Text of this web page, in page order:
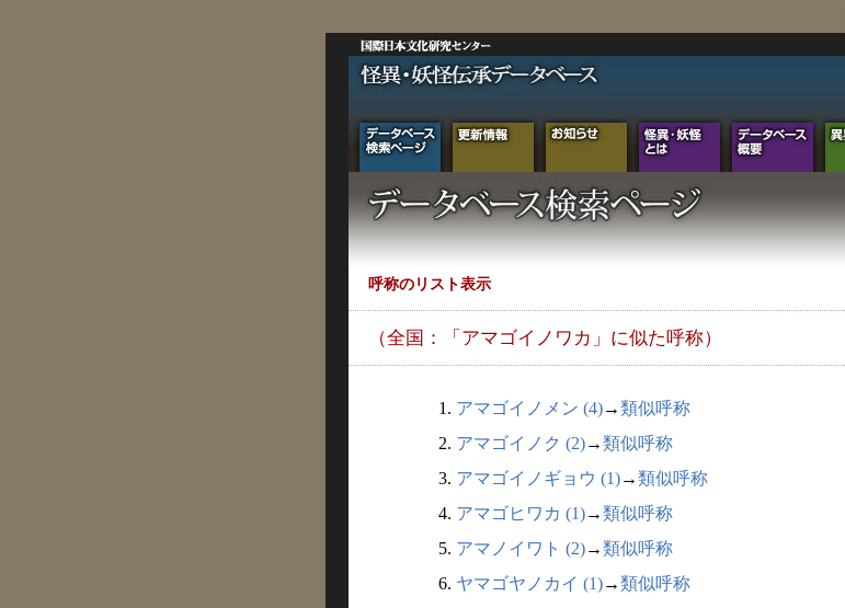
呼称のリスト表示
（全国：「アマゴイノワカ」に似た呼称）
1. アマゴイノメン (4)→類似呼称
2. アマゴイノク (2)→類似呼称
3. アマゴイノギョウ (1)→類似呼称
4. アマゴヒワカ (1)→類似呼称
5. アマノイワト (2)→類似呼称
6. ヤマゴヤノカイ (1)→類似呼称